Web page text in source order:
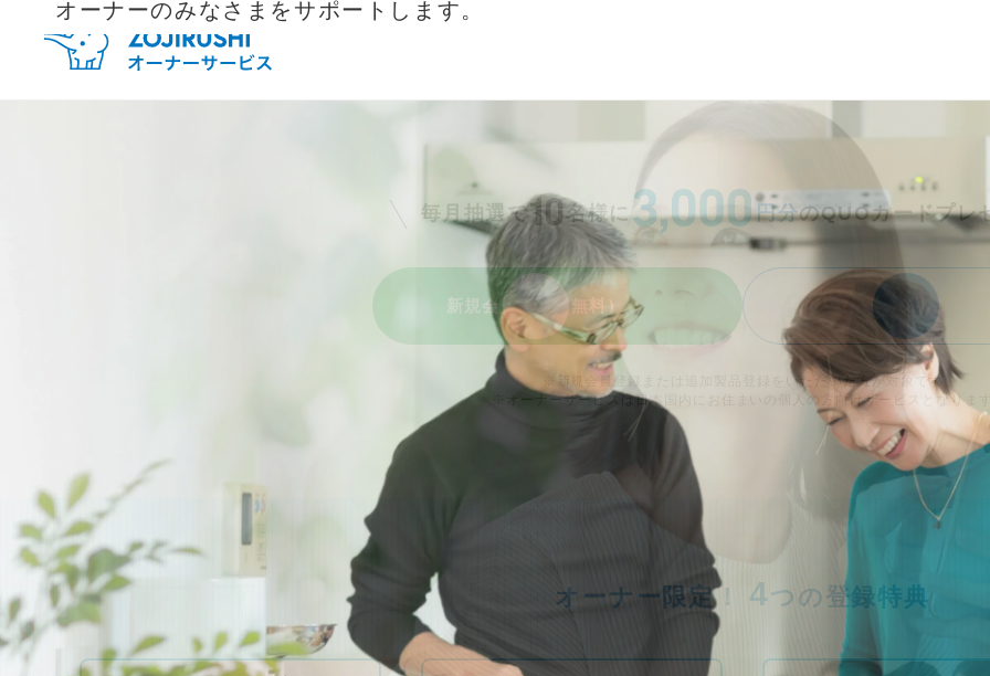
オーナーのみなさまをサポートします。
毎月抽選で 名様に 円分のQUOカードプレ
新規会員登録（無料） ログイン
※新規会員登録または追加製品登録をいただいた方が対象です
※オーナーサービスは日本国内にお住まいの個人の方向けサービスとなりま
オーナー限定！ 4つの登録特典